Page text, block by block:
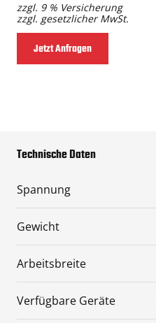
zzgl. 9 % Versicherung
zzgl. gesetzlicher MwSt.
Jetzt Anfragen
Technische Daten
Spannung
Gewicht
Arbeitsbreite
Verfügbare Geräte